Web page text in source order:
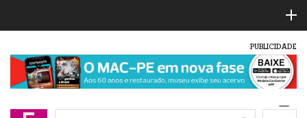
PUBLICIDADE